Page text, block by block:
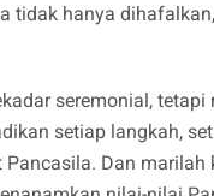
tidak hanya
seremonial,
setiap langkah,
Dan marilah